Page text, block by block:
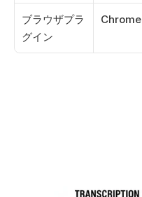
ブラウザプラ
グイン
Chrome